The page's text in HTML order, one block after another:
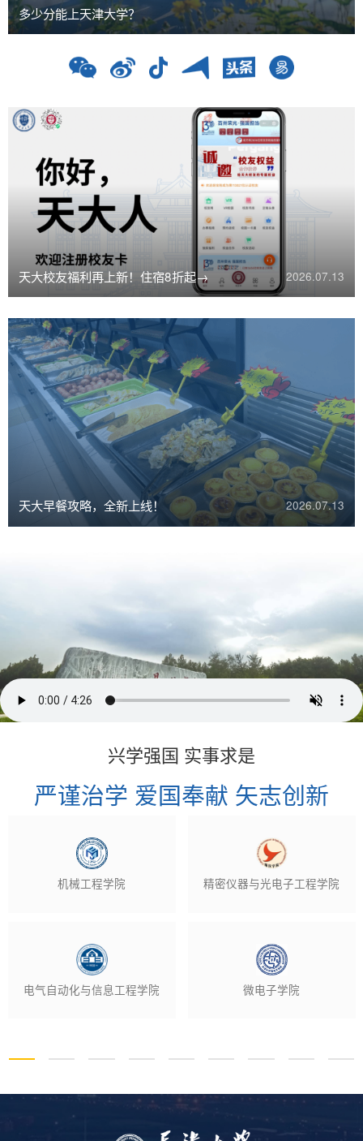
多少分能上天津大学？
天大校友福利再上新！住宿8折起→ 2026.07.13
天大早餐攻略，全新上线！ 2026.07.13
兴学强国 实事求是
严谨治学 爱国奉献 矢志创新
机械工程学院 精密仪器与光电子工程学院
电气自动化与信息工程学院 微电子学院